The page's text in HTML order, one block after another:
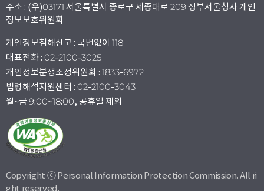
주소 : (우)03171 서울특별시 종로구 세종대로 209 정부서울청사 개인
정보보호위원회
개인정보침해신고 : 국번없이 118
대표전화 : 02-2100-3025
개인정보분쟁조정위원회 : 1833-6972
법령해석지원센터 : 02-2100-3043
월~금 9:00~18:00, 공휴일 제외
Copyright ⓒ Personal Information Protection Commission. All ri
ght reserved.